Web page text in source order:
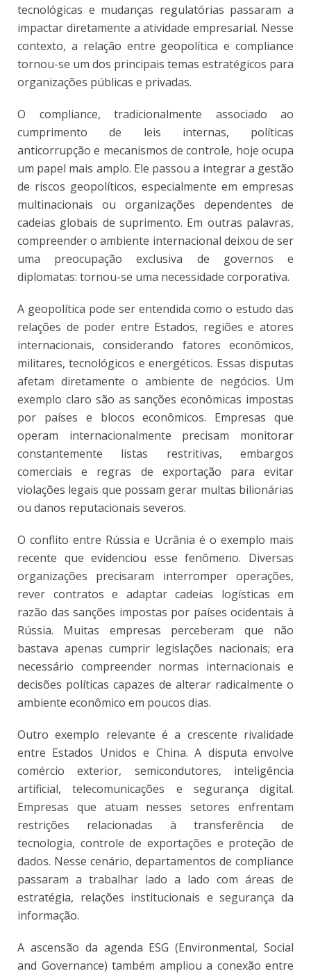
tecnológicas e mudanças regulatórias passaram a
impactar diretamente a atividade empresarial. Nesse
contexto, a relação entre geopolítica e compliance
tornou-se um dos principais temas estratégicos para
organizações públicas e privadas.
O compliance, tradicionalmente associado ao
cumprimento de leis internas, políticas
anticorrupção e mecanismos de controle, hoje ocupa
um papel mais amplo. Ele passou a integrar a gestão
de riscos geopolíticos, especialmente em empresas
multinacionais ou organizações dependentes de
cadeias globais de suprimento. Em outras palavras,
compreender o ambiente internacional deixou de ser
uma preocupação exclusiva de governos e
diplomatas: tornou-se uma necessidade corporativa.
A geopolítica pode ser entendida como o estudo das
relações de poder entre Estados, regiões e atores
internacionais, considerando fatores econômicos,
militares, tecnológicos e energéticos. Essas disputas
afetam diretamente o ambiente de negócios. Um
exemplo claro são as sanções econômicas impostas
por países e blocos econômicos. Empresas que
operam internacionalmente precisam monitorar
constantemente listas restritivas, embargos
comerciais e regras de exportação para evitar
violações legais que possam gerar multas bilionárias
ou danos reputacionais severos.
O conflito entre Rússia e Ucrânia é o exemplo mais
recente que evidenciou esse fenômeno. Diversas
organizações precisaram interromper operações,
rever contratos e adaptar cadeias logísticas em
razão das sanções impostas por países ocidentais à
Rússia. Muitas empresas perceberam que não
bastava apenas cumprir legislações nacionais; era
necessário compreender normas internacionais e
decisões políticas capazes de alterar radicalmente o
ambiente econômico em poucos dias.
Outro exemplo relevante é a crescente rivalidade
entre Estados Unidos e China. A disputa envolve
comércio exterior, semicondutores, inteligência
artificial, telecomunicações e segurança digital.
Empresas que atuam nesses setores enfrentam
restrições relacionadas à transferência de
tecnologia, controle de exportações e proteção de
dados. Nesse cenário, departamentos de compliance
passaram a trabalhar lado a lado com áreas de
estratégia, relações institucionais e segurança da
informação.
A ascensão da agenda ESG (Environmental, Social
and Governance) também ampliou a conexão entre